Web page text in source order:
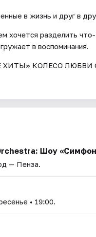
в жизнь и друг в
хочется разделить
в воспоминания.
КОЛЕСО ЛЮБВИ
Шоу
— Пенза.
• 19:00.